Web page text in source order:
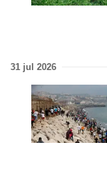
31 jul 2026